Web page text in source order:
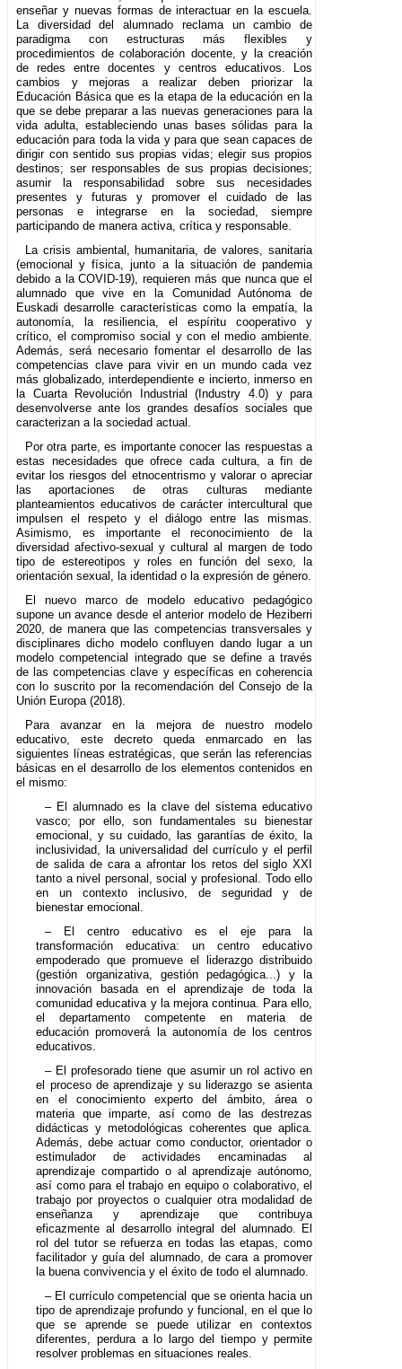
enseñar y nuevas formas de interactuar en la escuela.
La diversidad del alumnado reclama un cambio de
paradigma con estructuras más flexibles y
procedimientos de colaboración docente, y la creación
de redes entre docentes y centros educativos. Los
cambios y mejoras a realizar deben priorizar la
Educación Básica que es la etapa de la educación en la
que se debe preparar a las nuevas generaciones para la
vida adulta, estableciendo unas bases sólidas para la
educación para toda la vida y para que sean capaces de
dirigir con sentido sus propias vidas; elegir sus propios
destinos; ser responsables de sus propias decisiones;
asumir la responsabilidad sobre sus necesidades
presentes y futuras y promover el cuidado de las
personas e integrarse en la sociedad, siempre
participando de manera activa, crítica y responsable.
La crisis ambiental, humanitaria, de valores, sanitaria
(emocional y física, junto a la situación de pandemia
debido a la COVID-19), requieren más que nunca que el
alumnado que vive en la Comunidad Autónoma de
Euskadi desarrolle características como la empatía, la
autonomía, la resiliencia, el espíritu cooperativo y
crítico, el compromiso social y con el medio ambiente.
Además, será necesario fomentar el desarrollo de las
competencias clave para vivir en un mundo cada vez
más globalizado, interdependiente e incierto, inmerso en
la Cuarta Revolución Industrial (Industry 4.0) y para
desenvolverse ante los grandes desafíos sociales que
caracterizan a la sociedad actual.
Por otra parte, es importante conocer las respuestas a
estas necesidades que ofrece cada cultura, a fin de
evitar los riesgos del etnocentrismo y valorar o apreciar
las aportaciones de otras culturas mediante
planteamientos educativos de carácter intercultural que
impulsen el respeto y el diálogo entre las mismas.
Asimismo, es importante el reconocimiento de la
diversidad afectivo-sexual y cultural al margen de todo
tipo de estereotipos y roles en función del sexo, la
orientación sexual, la identidad o la expresión de género.
El nuevo marco de modelo educativo pedagógico
supone un avance desde el anterior modelo de Heziberri
2020, de manera que las competencias transversales y
disciplinares dicho modelo confluyen dando lugar a un
modelo competencial integrado que se define a través
de las competencias clave y específicas en coherencia
con lo suscrito por la recomendación del Consejo de la
Unión Europa (2018).
Para avanzar en la mejora de nuestro modelo
educativo, este decreto queda enmarcado en las
siguientes líneas estratégicas, que serán las referencias
básicas en el desarrollo de los elementos contenidos en
el mismo:
– El alumnado es la clave del sistema educativo
vasco; por ello, son fundamentales su bienestar
emocional, y su cuidado, las garantías de éxito, la
inclusividad, la universalidad del currículo y el perfil
de salida de cara a afrontar los retos del siglo XXI
tanto a nivel personal, social y profesional. Todo ello
en un contexto inclusivo, de seguridad y de
bienestar emocional.
– El centro educativo es el eje para la
transformación educativa: un centro educativo
empoderado que promueve el liderazgo distribuido
(gestión organizativa, gestión pedagógica...) y la
innovación basada en el aprendizaje de toda la
comunidad educativa y la mejora continua. Para ello,
el departamento competente en materia de
educación promoverá la autonomía de los centros
educativos.
– El profesorado tiene que asumir un rol activo en
el proceso de aprendizaje y su liderazgo se asienta
en el conocimiento experto del ámbito, área o
materia que imparte, así como de las destrezas
didácticas y metodológicas coherentes que aplica.
Además, debe actuar como conductor, orientador o
estimulador de actividades encaminadas al
aprendizaje compartido o al aprendizaje autónomo,
así como para el trabajo en equipo o colaborativo, el
trabajo por proyectos o cualquier otra modalidad de
enseñanza y aprendizaje que contribuya
eficazmente al desarrollo integral del alumnado. El
rol del tutor se refuerza en todas las etapas, como
facilitador y guía del alumnado, de cara a promover
la buena convivencia y el éxito de todo el alumnado.
– El currículo competencial que se orienta hacia un
tipo de aprendizaje profundo y funcional, en el que lo
que se aprende se puede utilizar en contextos
diferentes, perdura a lo largo del tiempo y permite
resolver problemas en situaciones reales.